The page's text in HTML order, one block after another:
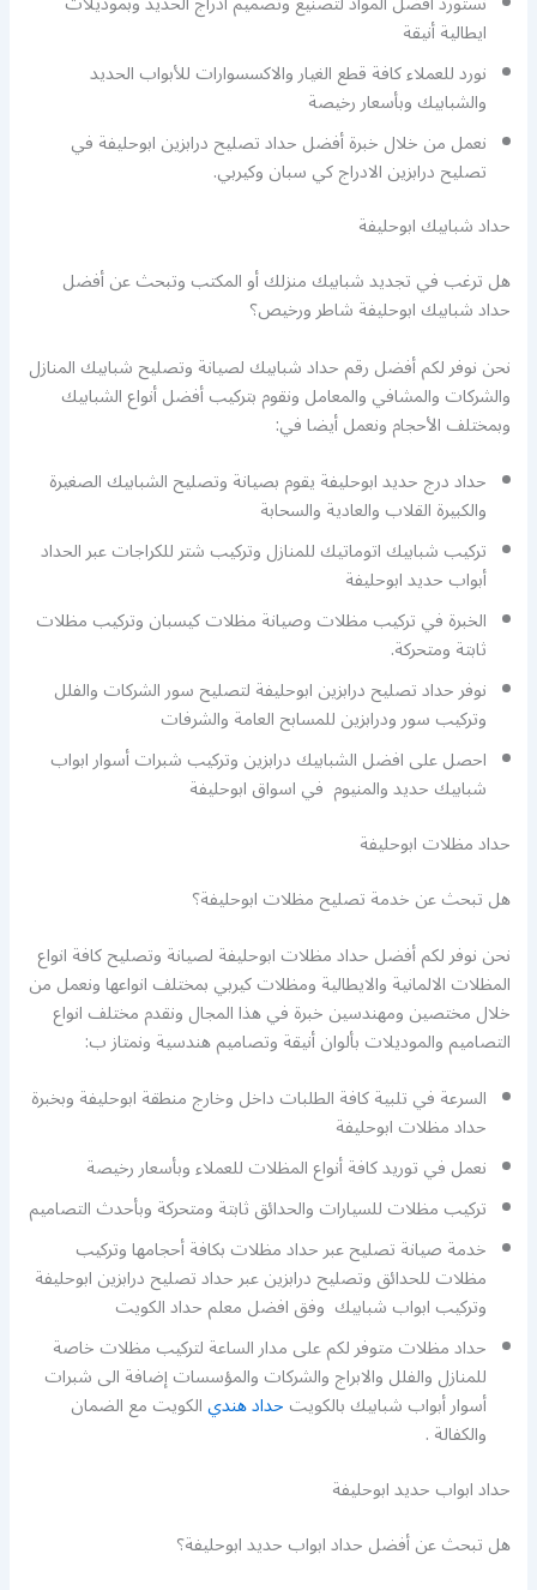
ايطالية أنيقة
نورد للعملاء كافة قطع الغيار والاكسسوارات للأبواب الحديد
والشبابيك وبأسعار رخيصة
نعمل من خلال خبرة أفضل حداد تصليح درابزين ابوحليفة في
تصليح درابزين الادراج كي سبان وكيربي.
حداد شبابيك ابوحليفة
هل ترغب في تجديد شبابيك منزلك أو المكتب وتبحث عن أفضل
حداد شبابيك ابوحليفة شاطر ورخيص؟
نحن نوفر لكم أفضل رقم حداد شبابيك لصيانة وتصليح شبابيك المنازل
والشركات والمشافي والمعامل ونقوم بتركيب أفضل أنواع الشبابيك
وبمختلف الأحجام ونعمل أيضا في:
حداد درج حديد ابوحليفة يقوم بصيانة وتصليح الشبابيك الصغيرة
والكبيرة القلاب والعادية والسحابة
تركيب شبابيك اتوماتيك للمنازل وتركيب شتر للكراجات عبر الحداد
أبواب حديد ابوحليفة
الخبرة في تركيب مظلات وصيانة مظلات كيسبان وتركيب مظلات
ثابتة ومتحركة.
نوفر حداد تصليح درابزين ابوحليفة لتصليح سور الشركات والفلل
وتركيب سور ودرابزين للمسابح العامة والشرفات
احصل على افضل الشبابيك درابزين وتركيب شبرات أسوار ابواب
شبابيك حديد والمنيوم في اسواق ابوحليفة
حداد مظلات ابوحليفة
هل تبحث عن خدمة تصليح مظلات ابوحليفة؟
نحن نوفر لكم أفضل حداد مظلات ابوحليفة لصيانة وتصليح كافة انواع
المظلات الالمانية والايطالية ومظلات كيربي بمختلف انواعها ونعمل من
خلال مختصين ومهندسين خبرة في هذا المجال ونقدم مختلف انواع
التصاميم والموديلات بألوان أنيقة وتصاميم هندسية ونمتاز ب:
السرعة في تلبية كافة الطلبات داخل وخارج منطقة ابوحليفة وبخبرة
حداد مظلات ابوحليفة
نعمل في توريد كافة أنواع المظلات للعملاء وبأسعار رخيصة
تركيب مظلات للسيارات والحدائق ثابتة ومتحركة وبأحدث التصاميم
خدمة صيانة تصليح عبر حداد مظلات بكافة أحجامها وتركيب
مظلات للحدائق وتصليح درابزين عبر حداد تصليح درابزين ابوحليفة
وتركيب ابواب شبابيك وفق افضل معلم حداد الكويت
حداد مظلات متوفر لكم على مدار الساعة لتركيب مظلات خاصة
للمنازل والفلل والابراج والشركات والمؤسسات إضافة الى شبرات
أسوار أبواب شبابيك بالكويتحداد هنديالكويت مع الضمان
والكفالة .
حداد ابواب حديد ابوحليفة
هل تبحث عن أفضل حداد ابواب حديد ابوحليفة؟